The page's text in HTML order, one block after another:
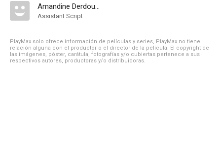
Amandine Derdoukh
Assistant Script
PlayMax solo ofrece información de películas y series, PlayMax no tiene
relación alguna con el productor o el director de la película. El copyright de
las imágenes, póster, carátula, fotografías y/o cubiertas pertenece a sus
respectivos autores, productoras y/o distribuidoras.